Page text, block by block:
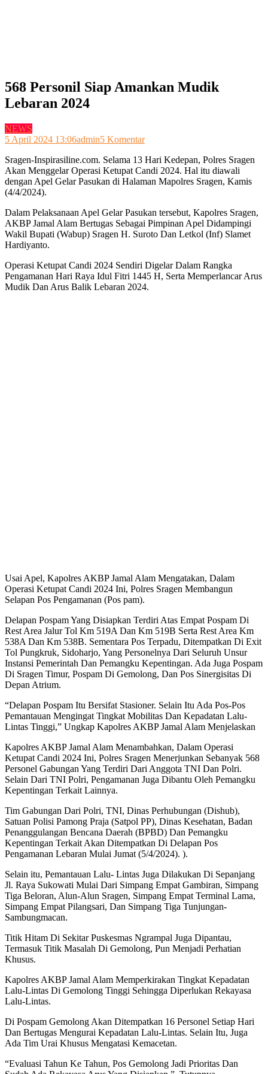
568 Personil Siap Amankan Mudik
Lebaran 2024
NEWS
5 April 2024 13:06admin5 Komentarpada
Personil
Siap
Amankan
2024
Sragen-Inspirasiline.com. Selama 13 Hari Kedepan, Polres Sragen
Akan Menggelar Operasi Ketupat Candi 2024. Hal itu diawali
dengan Apel Gelar Pasukan di Halaman Mapolres Sragen, Kamis
(4/4/2024).
Dalam Pelaksanaan Apel Gelar Pasukan tersebut, Kapolres Sragen,
AKBP Jamal Alam Bertugas Sebagai Pimpinan Apel Didampingi
Wakil Bupati (Wabup) Sragen H. Suroto Dan Letkol (Inf) Slamet
Hardiyanto.
Operasi Ketupat Candi 2024 Sendiri Digelar Dalam Rangka
Pengamanan Hari Raya Idul Fitri 1445 H, Serta Memperlancar Arus
Mudik Dan Arus Balik Lebaran 2024.
Usai Apel, Kapolres AKBP Jamal Alam Mengatakan, Dalam
Operasi Ketupat Candi 2024 Ini, Polres Sragen Membangun
Selapan Pos Pengamanan (Pos pam).
Delapan Pospam Yang Disiapkan Terdiri Atas Empat Pospam Di
Rest Area Jalur Tol Km 519A Dan Km 519B Serta Rest Area Km
538A Dan Km 538B. Sementara Pos Terpadu, Ditempatkan Di Exit
Tol Pungkruk, Sidoharjo, Yang Personelnya Dari Seluruh Unsur
Instansi Pemerintah Dan Pemangku Kepentingan. Ada Juga Pospam
Di Sragen Timur, Pospam Di Gemolong, Dan Pos Sinergisitas Di
Depan Atrium.
“Delapan Pospam Itu Bersifat Stasioner. Selain Itu Ada Pos-Pos
Pemantauan Mengingat Tingkat Mobilitas Dan Kepadatan Lalu-
Lintas Tinggi,” Ungkap Kapolres AKBP Jamal Alam Menjelaskan
Kapolres AKBP Jamal Alam Menambahkan, Dalam Operasi
Ketupat Candi 2024 Ini, Polres Sragen Menerjunkan Sebanyak 568
Personel Gabungan Yang Terdiri Dari Anggota TNI Dan Polri.
Selain Dari TNI Polri, Pengamanan Juga Dibantu Oleh Pemangku
Kepentingan Terkait Lainnya.
Tim Gabungan Dari Polri, TNI, Dinas Perhubungan (Dishub),
Satuan Polisi Pamong Praja (Satpol PP), Dinas Kesehatan, Badan
Penanggulangan Bencana Daerah (BPBD) Dan Pemangku
Kepentingan Terkait Akan Ditempatkan Di Delapan Pos
Pengamanan Lebaran Mulai Jumat (5/4/2024). ).
Selain itu, Pemantauan Lalu- Lintas Juga Dilakukan Di Sepanjang
Jl. Raya Sukowati Mulai Dari Simpang Empat Gambiran, Simpang
Tiga Beloran, Alun-Alun Sragen, Simpang Empat Terminal Lama,
Simpang Empat Pilangsari, Dan Simpang Tiga Tunjungan-
Sambungmacan.
Titik Hitam Di Sekitar Puskesmas Ngrampal Juga Dipantau,
Termasuk Titik Masalah Di Gemolong, Pun Menjadi Perhatian
Khusus.
Kapolres AKBP Jamal Alam Memperkirakan Tingkat Kepadatan
Lalu-Lintas Di Gemolong Tinggi Sehingga Diperlukan Rekayasa
Lalu-Lintas.
Di Pospam Gemolong Akan Ditempatkan 16 Personel Setiap Hari
Dan Bertugas Mengurai Kepadatan Lalu-Lintas. Selain Itu, Juga
Ada Tim Urai Khusus Mengatasi Kemacetan.
“Evaluasi Tahun Ke Tahun, Pos Gemolong Jadi Prioritas Dan